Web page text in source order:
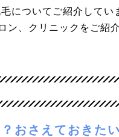
についてご紹介してい
ン、クリニックをご紹介
おさえておきたい